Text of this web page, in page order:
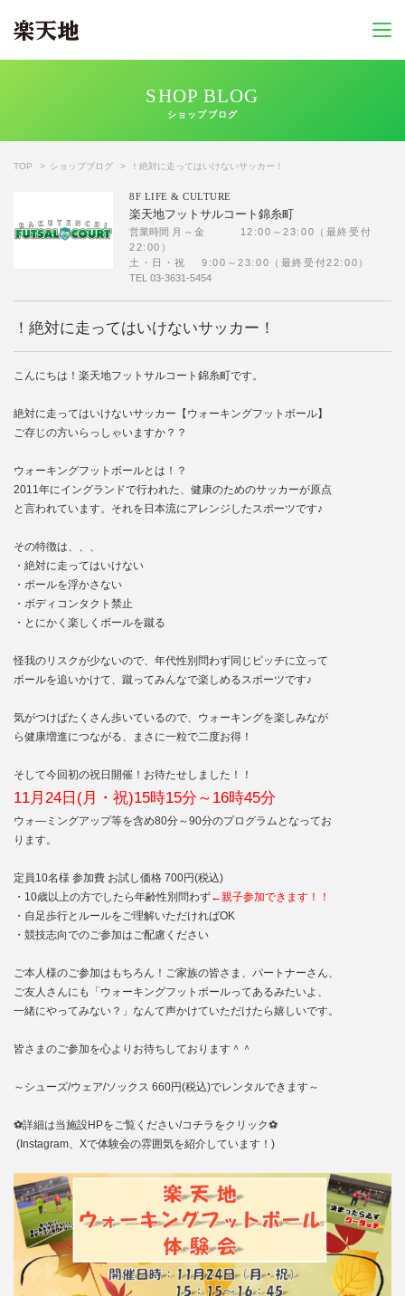
SHOP BLOG
ショップブログ
TOP ショップブログ ！絶対に走ってはいけないサッカー！
8F LIFE & CULTURE
楽天地フットサルコート錦糸町
営業時間 月～金 12:00～23:00（最終受付
22:00）
土・日・祝 9:00～23:00（最終受付22:00）
TEL 03-3631-5454
！絶対に走ってはいけないサッカー！
こんにちは！楽天地フットサルコート錦糸町です。
絶対に走ってはいけないサッカー【ウォーキングフットボール】
ご存じの方いらっしゃいますか？？
ウォーキングフットボールとは！？
2011年にイングランドで行われた、健康のためのサッカーが原点
と言われています。それを日本流にアレンジしたスポーツです♪
その特徴は、、、
・絶対に走ってはいけない
・ボールを浮かさない
・ボディコンタクト禁止
・とにかく楽しくボールを蹴る
怪我のリスクが少ないので、年代性別問わず同じピッチに立って
ボールを追いかけて、蹴ってみんなで楽しめるスポーツです♪
気がつけばたくさん歩いているので、ウォーキングを楽しみなが
ら健康増進につながる、まさに一粒で二度お得！
そして今回初の祝日開催！お待たせしました！！
11月24日(月・祝)15時15分～16時45分
ウォ―ミングアップ等を含め80分～90分のプログラムとなってお
ります。
定員10名様 参加費 お試し価格 700円(税込)
・10歳以上の方でしたら年齢性別問わず←親子参加できます！！
・自足歩行とルールをご理解いただければOK
・競技志向でのご参加はご配慮ください
ご本人様のご参加はもちろん！ご家族の皆さま、パートナーさん、
ご友人さんにも「ウォーキングフットボールってあるみたいよ、
一緒にやってみない？」なんて声かけていただけたら嬉しいです。
皆さまのご参加を心よりお待ちしております＾＾
～シューズ/ウェア/ソックス 660円(税込)でレンタルできます～
⚽詳細は当施設HPをご覧ください/コチラをクリック⚽
( Instagram、 Xで体験会の雰囲気を紹介しています！)